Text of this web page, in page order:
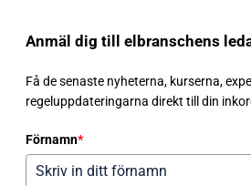
Anmäl dig till elbranschens
Få de senaste nyheterna, kurserna,
regeluppdateringarna direkt till din
Förnamn*